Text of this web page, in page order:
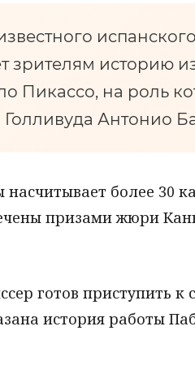
зрителям историю
Пикассо, на роль
Антонио
более 30
призами жюри
готов приступить
история работы